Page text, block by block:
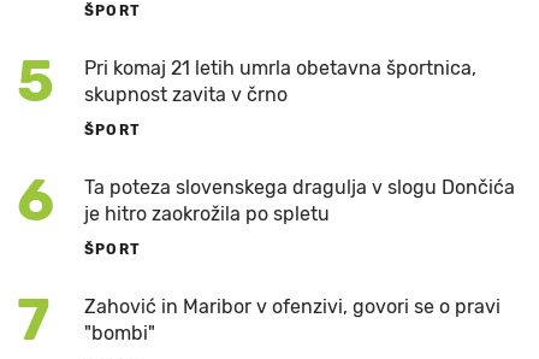
ŠPORT
5
Pri komaj 21 letih umrla obetavna športnica,
skupnost zavita v črno
ŠPORT
6
Ta poteza slovenskega dragulja v slogu Dončića
je hitro zaokrožila po spletu
ŠPORT
7
Zahović in Maribor v ofenzivi, govori se o pravi
"bombi"